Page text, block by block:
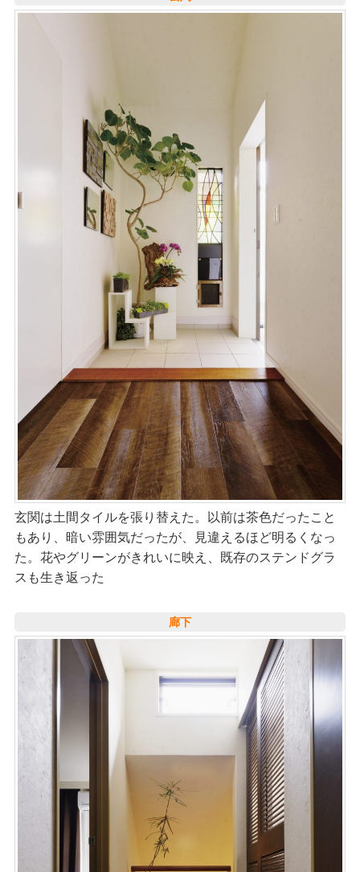
玄関は土間タイルを張り替えた。以前は茶色だったこと
もあり、暗い雰囲気だったが、見違えるほど明るくなっ
た。花やグリーンがきれいに映え、既存のステンドグラ
スも生き返った
廊下